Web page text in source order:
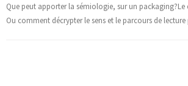
Que peut apporter la sémiologie, sur un packaging?Le
Ou comment décrypter le sens et le parcours de